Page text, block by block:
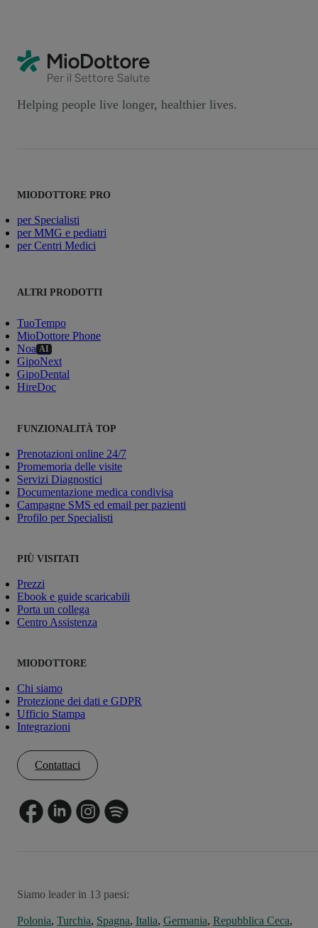
Helping people live longer, healthier lives.
MIODOTTORE PRO
per Specialisti
per MMG e pediatri
per Centri Medici
ALTRI PRODOTTI
TuoTempo
MioDottore Phone
Noa AI
GipoNext
GipoDental
HireDoc
FUNZIONALITÀ TOP
Prenotazioni online 24/7
Promemoria delle visite
Servizi Diagnostici
Documentazione medica condivisa
Campagne SMS ed email per pazienti
Profilo per Specialisti
PIÙ VISITATI
Prezzi
Ebook e guide scaricabili
Porta un collega
Centro Assistenza
MIODOTTORE
Chi siamo
Protezione dei dati e GDPR
Ufficio Stampa
Integrazioni
Contattaci
Siamo leader in 13 paesi:
Polonia, Turchia, Spagna, Italia, Germania, Repubblica Ceca,